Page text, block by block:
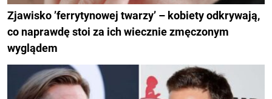
Zjawisko ’ferrytynowej twarzy’ – kobiety odkrywają,
co naprawdę stoi za ich wiecznie zmęczonym
wyglądem